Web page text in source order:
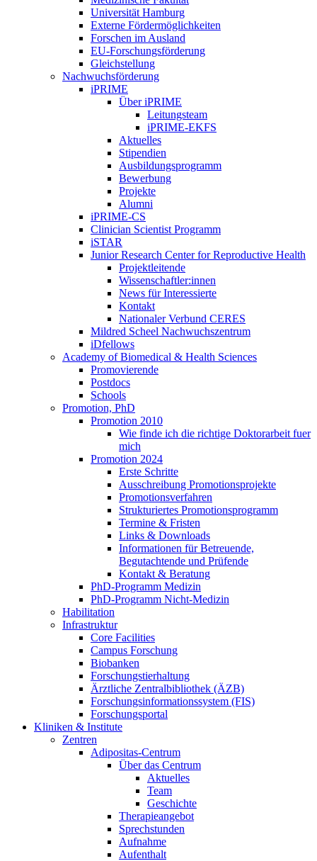
Universität Hamburg
Externe Fördermöglichkeiten
Forschen im Ausland
EU-Forschungsförderung
Gleichstellung
Nachwuchsförderung
iPRIME
Über iPRIME
Leitungsteam
iPRIME-EKFS
Aktuelles
Stipendien
Ausbildungsprogramm
Bewerbung
Projekte
Alumni
iPRIME-CS
Clinician Scientist Programm
iSTAR
Junior Research Center for Reproductive Health
Projektleitende
Wissenschaftler:innen
News für Interessierte
Kontakt
Nationaler Verbund CERES
Mildred Scheel Nachwuchszentrum
iDfellows
Academy of Biomedical & Health Sciences
Promovierende
Postdocs
Schools
Promotion, PhD
Promotion 2010
Wie finde ich die richtige Doktorarbeit fuer
mich
Promotion 2024
Erste Schritte
Ausschreibung Promotionsprojekte
Promotionsverfahren
Strukturiertes Promotionsprogramm
Termine & Fristen
Links & Downloads
Informationen für Betreuende,
Begutachtende und Prüfende
Kontakt & Beratung
PhD-Programm Medizin
PhD-Programm Nicht-Medizin
Habilitation
Infrastruktur
Core Facilities
Campus Forschung
Biobanken
Forschungstierhaltung
Ärztliche Zentralbibliothek (ÄZB)
Forschungsinformationssystem (FIS)
Forschungsportal
Kliniken & Institute
Zentren
Adipositas-Centrum
Über das Centrum
Aktuelles
Team
Geschichte
Therapieangebot
Sprechstunden
Aufnahme
Aufenthalt